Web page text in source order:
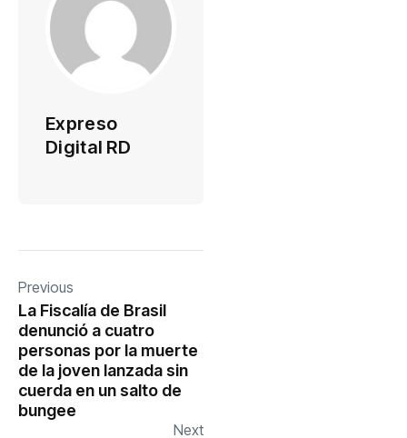
Expreso
Digital RD
Previous
La Fiscalía de Brasil
denunció a cuatro
personas por la muerte
de la joven lanzada sin
cuerda en un salto de
bungee
Next